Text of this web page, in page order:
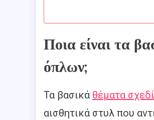
Ποια είναι τα
όπλων;
Τα βασικά θέματα
αισθητικά στυλ που